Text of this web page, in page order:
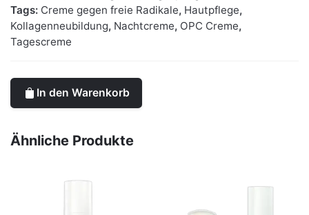
Tags: Creme gegen freie Radikale, Hautpflege,
Kollagenneubildung, Nachtcreme, OPC Creme,
Tagescreme
In den Warenkorb
Ähnliche Produkte